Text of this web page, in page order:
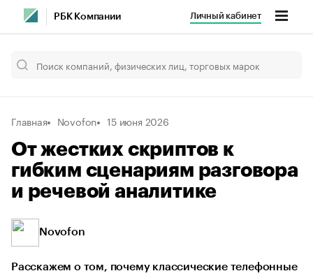
РБК Компании Личный кабинет
Главная Novofon 15 июня 2026
От жестких скриптов к
гибким сценариям разговора
и речевой аналитике
Novofon
Расскажем о том, почему классические телефонные